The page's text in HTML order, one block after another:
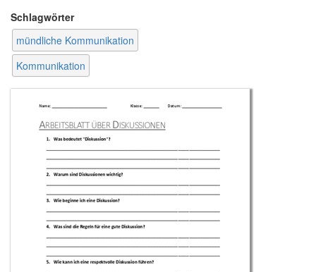
Schlagwörter
mündliche Kommunikation
Kommunikation